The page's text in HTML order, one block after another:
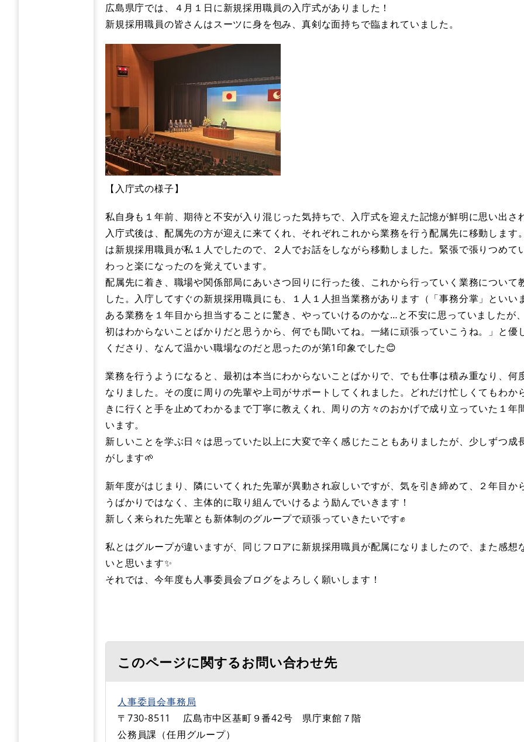
広島県庁では、４月１日に新規採用職員の入庁式がありました！
新規採用職員の皆さんはスーツに身を包み、真剣な面持ちで臨まれていました。
【入庁式の様子】
私自身も１年前、期待と不安が入り混じった気持ちで、入庁式を迎えた記憶が鮮明に思い出さ
入庁式後は、配属先の方が迎えに来てくれ、それぞれこれから業務を行う配属先に移動します
は新規採用職員が私１人でしたので、２人でお話をしながら移動しました。緊張で張りつめて
わっと楽になったのを覚えています。
配属先に着き、職場や関係部局にあいさつ回りに行った後、これから行っていく業務について
した。入庁してすぐの新規採用職員にも、１人１人担当業務があります（「事務分掌」といい
ある業務を１年目から担当することに驚き、やっていけるのかな…と不安に思っていましたが
初はわからないことばかりだと思うから、何でも聞いてね。一緒に頑張っていこうね。」と優
くださり、なんて温かい職場なのだと思ったのが第1印象でした😊
業務を行うようになると、最初は本当にわからないことばかりで、でも仕事は積み重なり、何
なりました。その度に周りの先輩や上司がサポートしてくれました。どれだけ忙しくてもわか
きに行くと手を止めてわかるまで丁寧に教えくれ、周りの方々のおかげで成り立っていた１年
います。
新しいことを学ぶ日々は思っていた以上に大変で辛く感じたこともありましたが、少しずつ成
がします🌱
新年度がはじまり、隣にいてくれた先輩が異動され寂しいですが、気を引き締めて、２年目か
うばかりではなく、主体的に取り組んでいけるよう励んでいきます！
新しく来られた先輩とも新体制のグループで頑張っていきたいです✊
私とはグループが違いますが、同じフロアに新規採用職員が配属になりましたので、また感想
いと思います✨
それでは、今年度も人事委員会ブログをよろしく願いします！
このページに関するお問い合わせ先
人事委員会事務局
〒730-8511
広島市中区基町９番42号 県庁東館７階
公務員課（任用グループ）